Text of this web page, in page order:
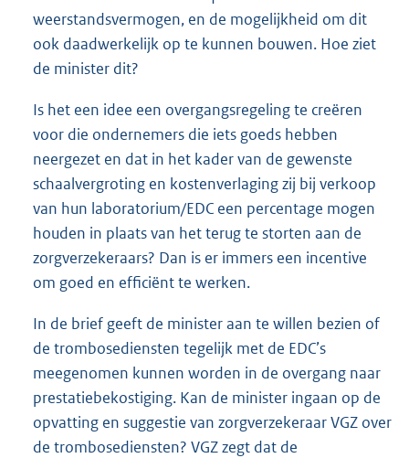
weerstandsvermogen, en de mogelijkheid om dit
ook daadwerkelijk op te kunnen bouwen. Hoe ziet
de minister dit?
Is het een idee een overgangsregeling te creëren
voor die ondernemers die iets goeds hebben
neergezet en dat in het kader van de gewenste
schaalvergroting en kostenverlaging zij bij verkoop
van hun laboratorium/EDC een percentage mogen
houden in plaats van het terug te storten aan de
zorgverzekeraars? Dan is er immers een incentive
om goed en efficiënt te werken.
In de brief geeft de minister aan te willen bezien of
de trombosediensten tegelijk met de EDC’s
meegenomen kunnen worden in de overgang naar
prestatiebekostiging. Kan de minister ingaan op de
opvatting en suggestie van zorgverzekeraar VGZ over
de trombosediensten? VGZ zegt dat de